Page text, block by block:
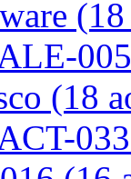
(18